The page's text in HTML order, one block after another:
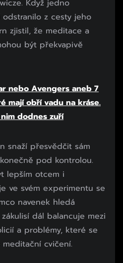
Když jedno
z cesty jeho
zjistil, že meditace a
být překvapivě
nebo Avengers aneb 7
mají obří vadu na kráse.
dodnes zuří
snaží přesvědčit sám
pod kontrolou.
lepším otcem i
ve svém experimentu se
navenek hledá
dál balancuje mezi
a problémy, které se
cvičení.